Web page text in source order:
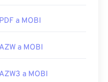
PDF a MOBI
AZW a MOBI
AZW3 a MOBI